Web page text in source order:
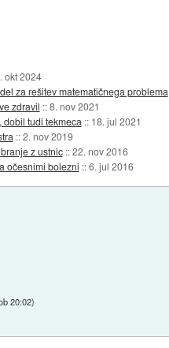
okt 2024
za rešitev matematičnega problema
zdravil ::8. nov 2021
tudi tekmeca :: 18. jul 2021
::2. nov 2019
z ustnic ::22. nov 2016
očesnimi bolezni ::6. jul 2016
20:02)